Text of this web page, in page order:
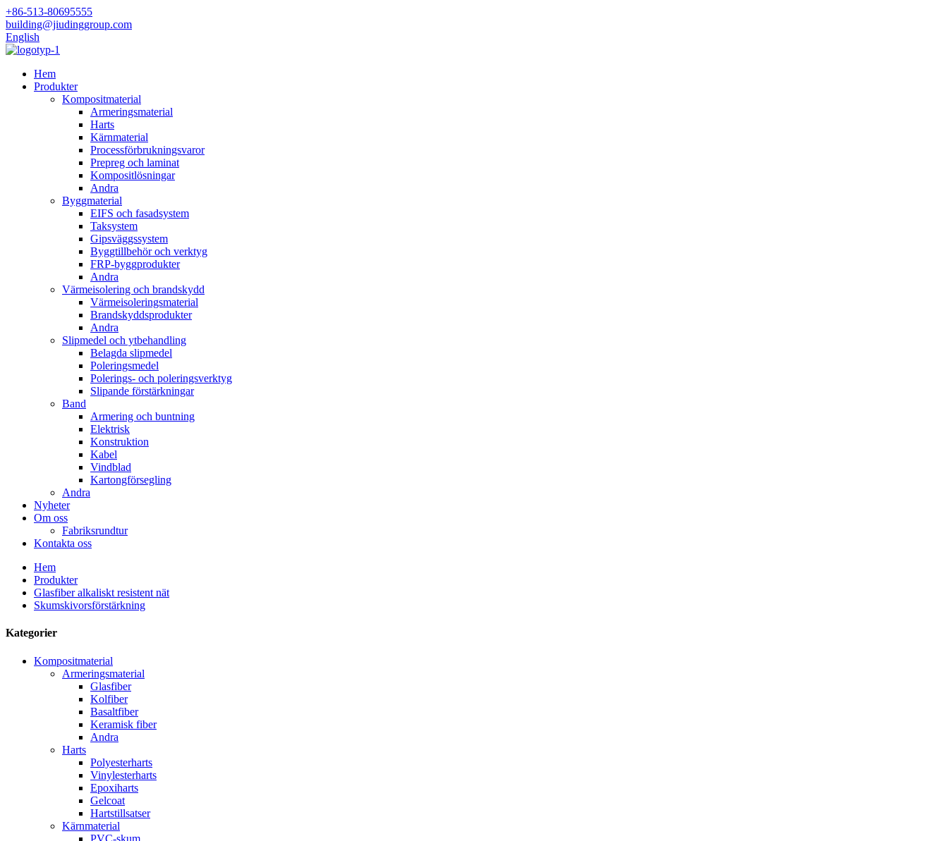
+86-513-80695555
building@jiudinggroup.com
English
Hem
Produkter
Kompositmaterial
Armeringsmaterial
Harts
Kärnmaterial
Processförbrukningsvaror
Prepreg och laminat
Kompositlösningar
Andra
Byggmaterial
EIFS och fasadsystem
Taksystem
Gipsväggssystem
Byggtillbehör och verktyg
FRP-byggprodukter
Andra
Värmeisolering och brandskydd
Värmeisoleringsmaterial
Brandskyddsprodukter
Andra
Slipmedel och ytbehandling
Belagda slipmedel
Poleringsmedel
Polerings- och poleringsverktyg
Slipande förstärkningar
Band
Armering och buntning
Elektrisk
Konstruktion
Kabel
Vindblad
Kartongförsegling
Andra
Nyheter
Om oss
Fabriksrundtur
Kontakta oss
Hem
Produkter
Glasfiber alkaliskt resistent nät
Skumskivorsförstärkning
Kategorier
Kompositmaterial
Armeringsmaterial
Glasfiber
Kolfiber
Basaltfiber
Keramisk fiber
Andra
Harts
Polyesterharts
Vinylesterharts
Epoxiharts
Gelcoat
Hartstillsatser
Kärnmaterial
PVC-skum